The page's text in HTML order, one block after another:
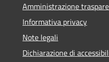
Amministrazione
Informativa privacy
Note legali
Dichiarazione di